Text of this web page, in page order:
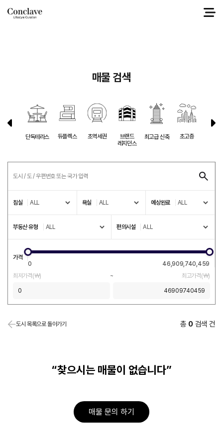
a.ci_ix = '8' and a.sl_ko_price between 0 and 46909740459 order by
a.sl_fix_top desc, a.sl_datetime desc
매물 검색
단독테라스 듀플렉스 초역세권
브랜드
레지던스
최고급 신축 초고층
침실 욕실 예상완료
부동산 유형 편의시설
가격
0
46,909,740,459
최저가격(￦)
~ 최고가격(￦)
도시 목록으로 돌아가기 총 0검색 건
“찾으시는 매물이 없습니다”
매물 문의 하기